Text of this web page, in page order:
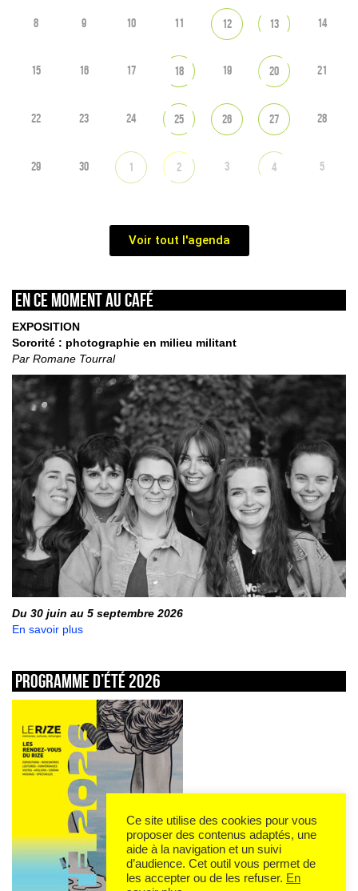
8 9 10 11 12 13 14
15 16 17 18 19 20 21
22 23 24 25 26 27 28
29 30 1 2 3 4 5
Voir tout l'agenda
En ce moment au café
EXPOSITION
Sororité : photographie en milieu militant
Par Romane Tourral
Du 30 juin au 5 septembre 2026
En savoir plus
Programme d’été 2026
Ce site utilise des cookies pour vous
proposer des contenus adaptés, une
aide à la navigation et un suivi
d’audience. Cet outil vous permet de
les accepter ou de les refuser. En